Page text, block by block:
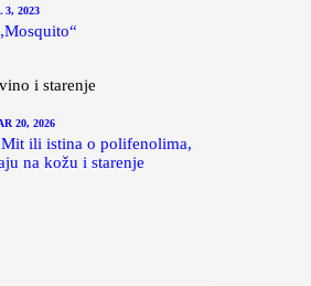
3, 2023
20, 2026
ili istina o polifenolima,
na kožu i starenje